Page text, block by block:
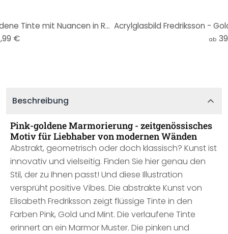
Wandtattoo Fredriksson - Goldene Tinte mit Nuancen in Rosé - Rund
€
ab
Beschreibung
Pink-goldene Marmorierung - zeitgenössisches
Motiv für Liebhaber von modernen Wänden
Abstrakt, geometrisch oder doch klassisch? Kunst ist
innovativ und vielseitig. Finden Sie hier genau den
Stil, der zu Ihnen passt! Und diese Illustration
versprüht positive Vibes. Die abstrakte Kunst von
Elisabeth Fredriksson zeigt flüssige Tinte in den
Farben Pink, Gold und Mint. Die verlaufene Tinte
erinnert an ein Marmor Muster. Die pinken und